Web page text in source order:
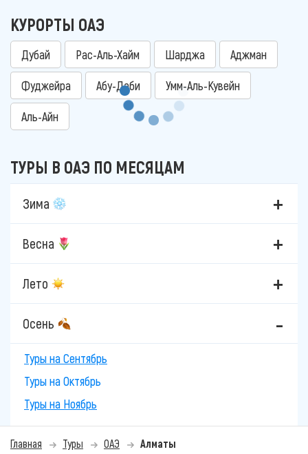
КУРОРТЫ ОАЭ
Дубай Рас-Аль-Хайм Шарджа Аджман
Фуджейра Абу-Даби Умм-Аль-Кувейн
Аль-Айн
ТУРЫ В ОАЭ ПО МЕСЯЦАМ
Зима
Весна
Лето
Осень
Туры на Сентябрь
Туры на Октябрь
Туры на Ноябрь
Главная Туры ОАЭ Алматы